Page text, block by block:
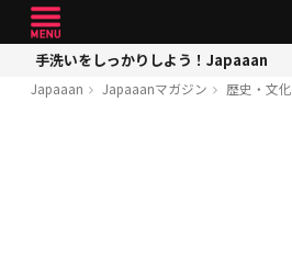
手洗いをしっかりしよう！Japaaan
Japaaan Japaaanマガジン 歴史・文化